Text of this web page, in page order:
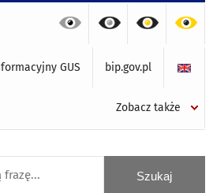
GUS bip.gov.pl
Zobacz także